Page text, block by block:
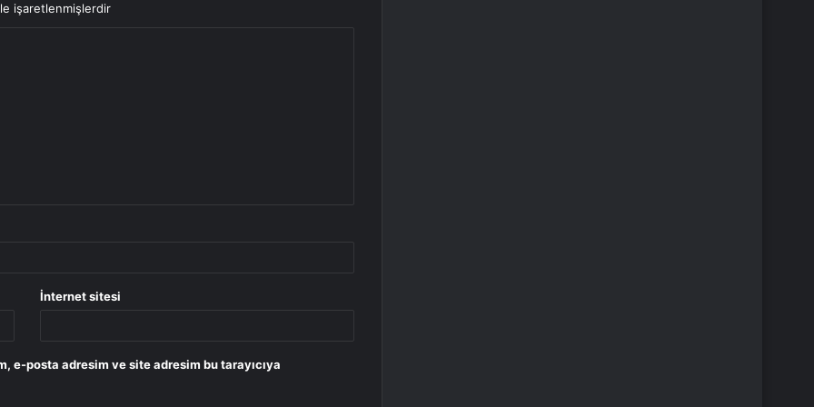
işaretlenmişlerdir
İnternet sitesi
e-posta adresim ve site adresim bu tarayıcıya